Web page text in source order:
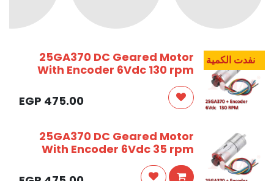
نفدت الكمية
25GA370 DC Geared Motor
With Encoder 6Vdc 130 rpm
475.00
25GA370 DC Geared Motor
With Encoder 6Vdc 35 rpm